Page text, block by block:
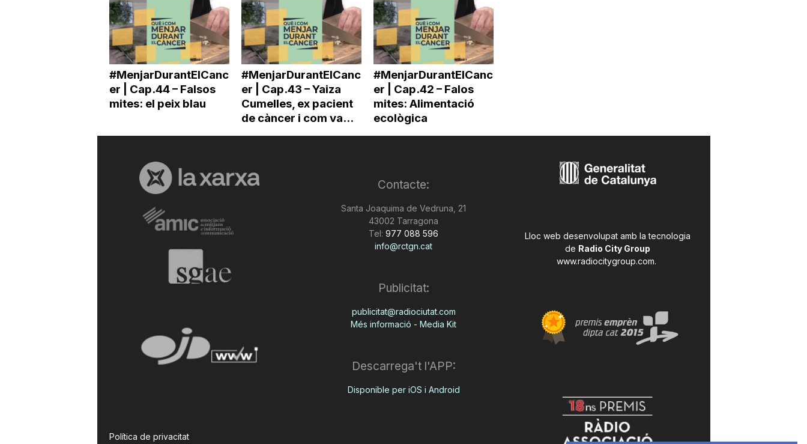
#MenjarDurantElCanc
er | Cap.44 – Falsos
mites: el peix blau
#MenjarDurantElCanc
er | Cap.43 – Yaiza
Cumelles, ex pacient
de càncer i com va...
#MenjarDurantElCanc
er | Cap.42 – Falos
mites: Alimentació
ecològica
Política de privacitat
Contacte:
Santa Joaquima de Vedruna, 21
43002 Tarragona
Tel: 977 088 596
info@rctgn.cat
Publicitat:
publicitat@radiociutat.com
Més informació - Media Kit
Descarrega't l'APP:
Disponible per iOS i Android
Lloc web desenvolupat amb la tecnologia
de Radio City Group
www.radiocitygroup.com.